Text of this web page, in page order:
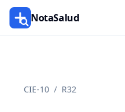
NotaSalud
CIE-10 / R32